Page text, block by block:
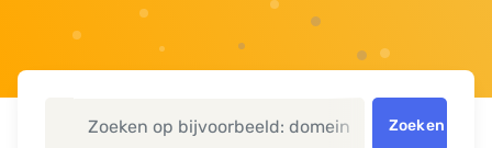
Zoeken